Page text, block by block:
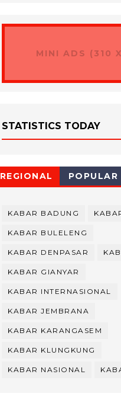
MINI ADS (310
STATISTICS TODAY
REGIONAL POPULAR
KABAR BADUNG
KABAR BULELENG
KABAR DENPASAR
KABAR GIANYAR
KABAR INTERNASIONAL
KABAR JEMBRANA
KABAR KARANGASEM
KABAR KLUNGKUNG
KABAR NASIONAL